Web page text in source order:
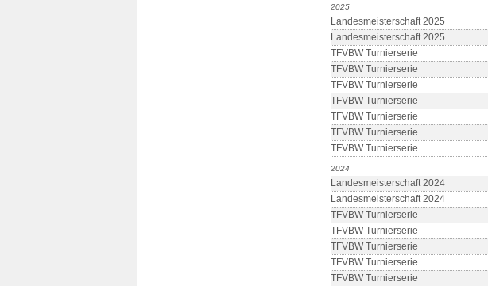
2025
Landesmeisterschaft 2025
Landesmeisterschaft 2025
TFVBW Turnierserie
TFVBW Turnierserie
TFVBW Turnierserie
TFVBW Turnierserie
TFVBW Turnierserie
TFVBW Turnierserie
TFVBW Turnierserie
2024
Landesmeisterschaft 2024
Landesmeisterschaft 2024
TFVBW Turnierserie
TFVBW Turnierserie
TFVBW Turnierserie
TFVBW Turnierserie
TFVBW Turnierserie